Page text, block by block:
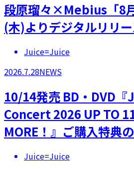
段原瑠々×Mebius「8
(木)よりデジタルリリー
Juice=Juice
2026.7.28NEWS
10/14発売 BD・DVD
Concert 2026 UP TO
MORE！』ご購入特典
Juice=Juice